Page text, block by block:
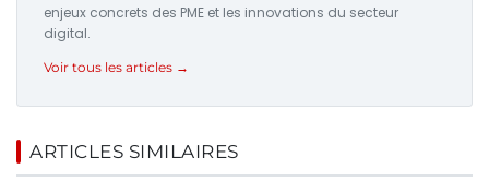
enjeux concrets des PME et les innovations du secteur
digital.
Voir tous les articles →
ARTICLES SIMILAIRES